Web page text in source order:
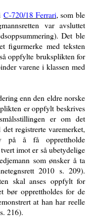
C-720/18 Ferrari, som ble
var avsluttet
Det ble
figurmerke med teksten
oppfylte bruksplikten for
varene i klassen med
enn den eldre norske
er oppfylt beskrives
er om det
registrerte varemerket,
på å få opprettholde
imot er så ubetydelige
som ønsker å ta
2010 s. 209).
skal anses oppfylt for
bør opprettholdes for de
at han har reelle
216).